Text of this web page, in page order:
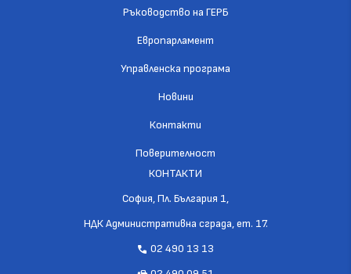
Ръководство на ГЕРБ
Европарламент
Управленска програма
Новини
Контакти
Поверителност
КОНТАКТИ
София, Пл. България 1,
НДК Административна сграда, ет. 17.
call 02 490 13 13